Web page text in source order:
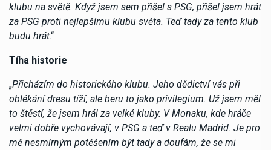
klubu na světě. Když jsem sem přišel s PSG, přišel jsem hrát
za PSG proti nejlepšímu klubu světa. Teď tady za tento klub
budu hrát.“
Tíha historie
„Přicházím do historického klubu. Jeho dědictví vás při
oblékání dresu tíží, ale beru to jako privilegium. Už jsem měl
to štěstí, že jsem hrál za velké kluby. V Monaku, kde hráče
velmi dobře vychovávají, v PSG a teď v Realu Madrid. Je pro
mě nesmírným potěšením být tady a doufám, že se mi